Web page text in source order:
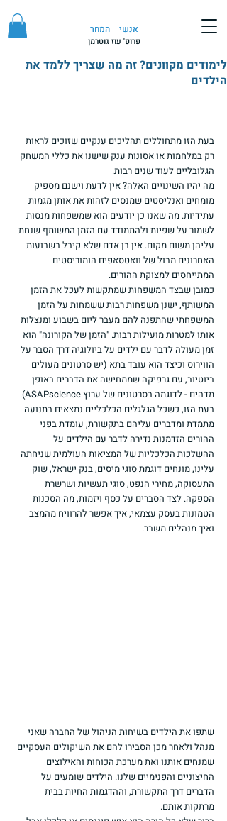
אנשי המחר
פרופ' עוז גוטרמן
לימודים מקוונים? זה מה שצריך ללמד את
הילדים
בעת הזו מתחוללים תהליכים ענקיים שזוכים לראות
רק במלחמות או אסונות ענק שישנו את כללי המשחק
הגלובליים לעוד שנים רבות.
מה יהיו השינויים האלה? אין לדעת וישנם מספיק
מומחים ואנליסטים שמנסים לזהות את אותן מגמות
עתידיות. מה שאנו כן יודעים הוא שמשפחות מנסות
לשמור על שפיות ולהתמודד עם הזמן המשותף שנחת
עליהן משום מקום. אין בן אדם שלא קיבל בשבועות
האחרונים מבול של וואטסאפים הומוריסטים
המתייחסים למצוקת ההורים.
כמובן שבצד המשפחות שמתקשות לעכל את הזמן
המשותף, ישנן משפחות רבות ששמחות על הזמן
המשפחתי שהתפנה להם מעבר ליום בשבוע ומנצלות
אותו למטרות מועילות רבות. "הזמן של הקורונה" הוא
זמן מעולה לדבר עם ילדים על ביולוגיה דרך הסבר על
הווירוס וכיצד הוא עובד בתא (יש סרטונים מעולים
ביוטיוב, עם גרפיקה שממחישה את הדברים באופן
מדהים - לדוגמה בסרטונים של ערוץ ASAPscience).
בעת הזו, כשכל הגלגלים הכלכליים נמצאים בתנועה
מתמדת ומדברים עליהם בתקשורת, עומדת בפני
ההורים הזדמנות נדירה לדבר עם הילדים על
ההשלכות הכלכליות של המציאות העולמית שניחתה
עלינו, מונחים דוגמת סוגי מיסים, בנק ישראל, שוק
התעסוקה, מחירי הנפט, סוגי תעשיות ושרשרת
הספקה. לצד הסברים על כסף ויזמות, מה הסכנות
הטמונות בעסק עצמאי, איך אפשר להרוויח מהמצב
ואיך מנהלים משבר.
שתפו את הילדים בשיחות הניהול של החברה שאני
מנהל ולאחר מכן הסבירו להם את השיקולים העסקיים
שמנחים אותנו ואת מערכת הכוחות והאילוצים
החיצוניים והפנימיים שלנו. הילדים שומעים על
הדברים דרך התקשורת, וההדגמות החיות בבית
מרתקות אותם.